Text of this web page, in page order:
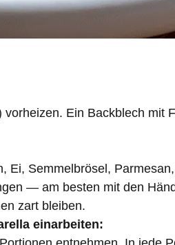
vorheizen. Ein Backblech mit
Ei, Semmelbrösel,
— am besten mit den
zart bleiben.
einarbeiten: